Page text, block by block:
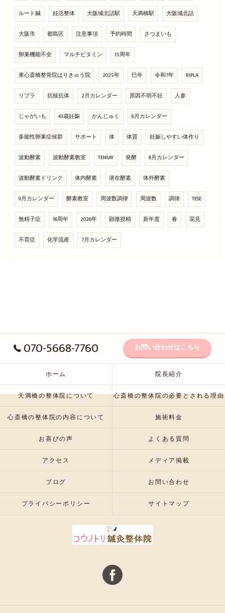
ルート鍼 妊活整体 大阪城北詰駅 天満橋駅 大阪城北詰
大阪市 都島区 注意事項 予約時間 さつまいも
卵巣機能不全 マルチビタミン 15周年
東心斎橋整骨院はりきゅう院 2025年 巳年 令和7年 RIPLA
リプラ 抗核抗体 2月カレンダー 原因不明不妊 人参
じゃがいも 43歳妊娠 かんじゅく 6月カレンダー
多能性卵巣症候群 サポート 体 体質 妊娠しやすい体作り
波動酵素 波動酵素教室 TENSAY 発酵 8月カレンダー
波動酵素ドリンク 体内酵素 潜在酵素 体外酵素
9月カレンダー 酵素教室 周波数調律 周波数 調律 TESE
無精子症 16周年 2026年 顕微授精 新年度 春 花見
不育症 化学流産 7月カレンダー
070-5668-7760 お問い合わせはこちら
ホーム 院長紹介
天満橋の整体院について 心斎橋の整体院の必要とされる理由
心斎橋の整体院の内容について 施術料金
お喜びの声 よくある質問
アクセス メディア掲載
ブログ お問い合わせ
プライバシーポリシー サイトマップ